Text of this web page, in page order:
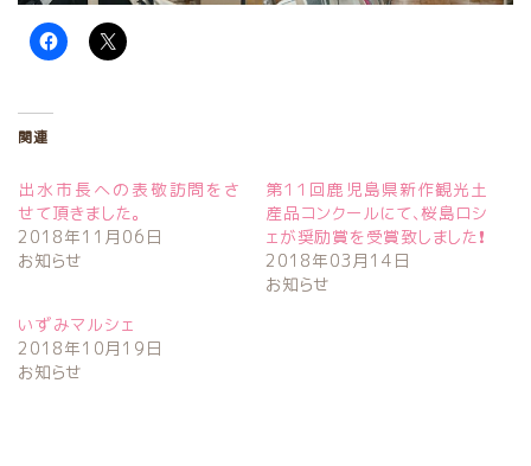
関連
出水市長への表敬訪問をさ
せて頂きました。
2018年11月06日
お知らせ
第１１回鹿児島県新作観光土
産品コンクールにて、桜島ロシ
ェが奨励賞を受賞致しました❗
2018年03月14日
お知らせ
いずみマルシェ
2018年10月19日
お知らせ